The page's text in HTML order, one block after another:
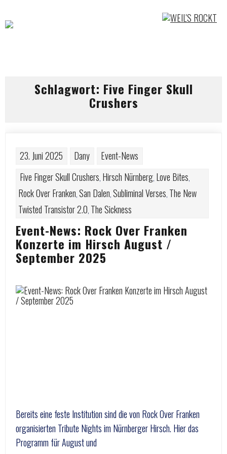
content
Schlagwort: Five Finger Skull
Crushers
23. Juni 2025 Dany
Event-News
Five Finger Skull Crushers, Hirsch Nürnberg, Love Bites,
Rock Over Franken,San Dalen,Subliminal Verses, The New
Twisted Transistor 2.0, The Sickness
Event-News: Rock Over Franken
Konzerte im Hirsch August /
September 2025
Bereits eine feste Institution sind die von Rock Over Franken
organisierten Tribute Nights im Nürnberger Hirsch. Hier das
Programm für August und